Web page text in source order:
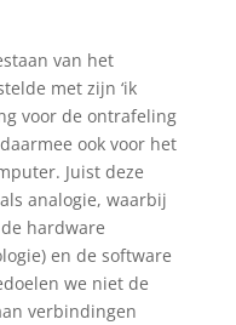
van het
met zijn ‘ik
voor de ontrafeling
ook voor het
Juist deze
analogie, waarbij
hardware
en de software
we niet de
verbindingen